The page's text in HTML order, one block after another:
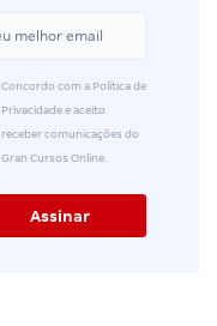
Concordo com a Política de
Privacidade e aceito
receber comunicações do
Gran Cursos Online.